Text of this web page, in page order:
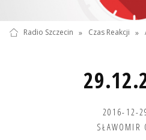
Radio Szczecin » Czas Reakcji »
2016-12-
SŁAWOMIR